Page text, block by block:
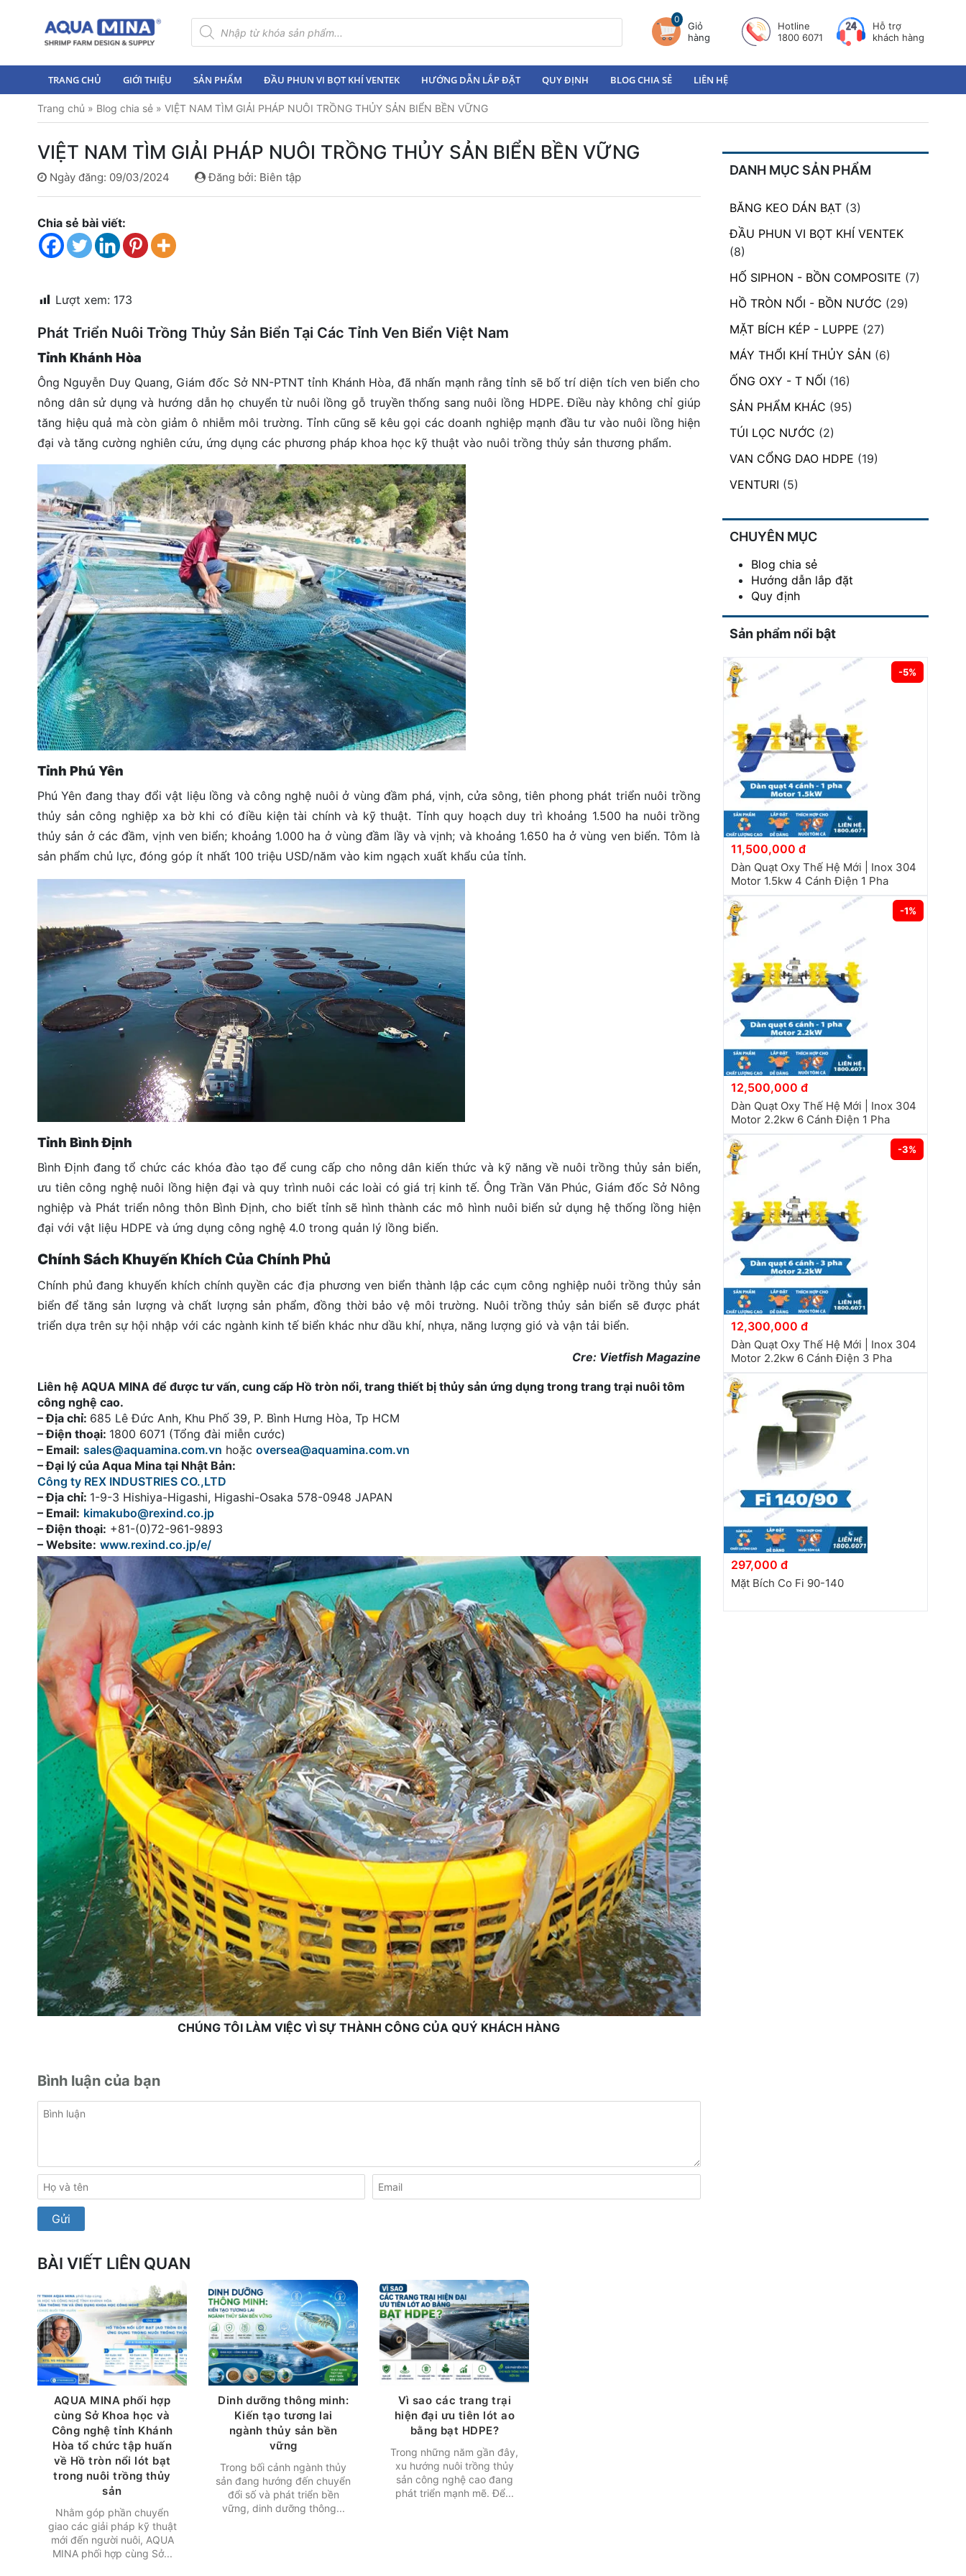
Tìm
kiếm
sản
0
Giỏ
hàng
Hotline
1800 6071
Hỗ trợ
khách hàng
TRANG CHỦ GIỚI THIỆU SẢN PHẨM ĐẦU PHUN VI BỌT KHÍ VENTEK HƯỚNG DẪN LẮP ĐẶT QUY ĐỊNH BLOG CHIA SẺ LIÊN HỆ
Trang chủ » Blog chia sẻ » VIỆT NAM TÌM GIẢI PHÁP NUÔI TRỒNG THỦY SẢN BIỂN BỀN VỮNG
VIỆT NAM TÌM GIẢI PHÁP NUÔI TRỒNG THỦY SẢN BIỂN BỀN VỮNG
Ngày đăng: 09/03/2024 Đăng bởi: Biên tập
Chia sẻ bài viết:
Lượt xem: 173
Phát Triển Nuôi Trồng Thủy Sản Biển Tại Các Tỉnh Ven Biển Việt Nam
Tỉnh Khánh Hòa
Ông Nguyễn Duy Quang, Giám đốc Sở NN-PTNT tỉnh Khánh Hòa, đã nhấn mạnh rằng tỉnh sẽ bố trí diện tích ven biển cho
nông dân sử dụng và hướng dẫn họ chuyển từ nuôi lồng gỗ truyền thống sang nuôi lồng HDPE. Điều này không chỉ giúp
tăng hiệu quả mà còn giảm ô nhiễm môi trường. Tỉnh cũng sẽ kêu gọi các doanh nghiệp mạnh đầu tư vào nuôi lồng hiện
đại và tăng cường nghiên cứu, ứng dụng các phương pháp khoa học kỹ thuật vào nuôi trồng thủy sản thương phẩm.
Tỉnh Phú Yên
Phú Yên đang thay đổi vật liệu lồng và công nghệ nuôi ở vùng đầm phá, vịnh, cửa sông, tiên phong phát triển nuôi trồng
thủy sản công nghiệp xa bờ khi có điều kiện tài chính và kỹ thuật. Tỉnh quy hoạch duy trì khoảng 1.500 ha nuôi trồng
thủy sản ở các đầm, vịnh ven biển; khoảng 1.000 ha ở vùng đầm lầy và vịnh; và khoảng 1.650 ha ở vùng ven biển. Tôm là
sản phẩm chủ lực, đóng góp ít nhất 100 triệu USD/năm vào kim ngạch xuất khẩu của tỉnh.
Tỉnh Bình Định
Bình Định đang tổ chức các khóa đào tạo để cung cấp cho nông dân kiến thức và kỹ năng về nuôi trồng thủy sản biển,
ưu tiên công nghệ nuôi lồng hiện đại và quy trình nuôi các loài có giá trị kinh tế. Ông Trần Văn Phúc, Giám đốc Sở Nông
nghiệp và Phát triển nông thôn Bình Định, cho biết tỉnh sẽ hình thành các mô hình nuôi biển sử dụng hệ thống lồng hiện
đại với vật liệu HDPE và ứng dụng công nghệ 4.0 trong quản lý lồng biển.
Chính Sách Khuyến Khích Của Chính Phủ
Chính phủ đang khuyến khích chính quyền các địa phương ven biển thành lập các cụm công nghiệp nuôi trồng thủy sản
biển để tăng sản lượng và chất lượng sản phẩm, đồng thời bảo vệ môi trường. Nuôi trồng thủy sản biển sẽ được phát
triển dựa trên sự hội nhập với các ngành kinh tế biển khác như dầu khí, nhựa, năng lượng gió và vận tải biển.
Cre: Vietfish Magazine
Liên hệ AQUA MINA để được tư vấn, cung cấp Hồ tròn nổi, trang thiết bị thủy sản ứng dụng trong trang trại nuôi tôm
công nghệ cao.
– Địa chỉ: 685 Lê Đức Anh, Khu Phố 39, P. Bình Hưng Hòa, Tp HCM
– Điện thoại: 1800 6071 (Tổng đài miễn cước)
– Email: sales@aquamina.com.vn hoặc oversea@aquamina.com.vn
– Đại lý của Aqua Mina tại Nhật Bản:
Công ty REX INDUSTRIES CO.,LTD
– Địa chỉ: 1-9-3 Hishiya-Higashi, Higashi-Osaka 578-0948 JAPAN
– Email: kimakubo@rexind.co.jp
– Điện thoại: +81-(0)72-961-9893
– Website: www.rexind.co.jp/e/
CHÚNG TÔI LÀM VIỆC VÌ SỰ THÀNH CÔNG CỦA QUÝ KHÁCH HÀNG
Bình luận của bạn
BÀI VIẾT LIÊN QUAN
AQUA MINA phối hợp
cùng Sở Khoa học và
Công nghệ tỉnh Khánh
Hòa tổ chức tập huấn
về Hồ tròn nổi lót bạt
trong nuôi trồng thủy
sản
Nhằm góp phần chuyển
giao các giải pháp kỹ thuật
mới đến người nuôi, AQUA
MINA phối hợp cùng Sở...
Dinh dưỡng thông minh:
Kiến tạo tương lai
ngành thủy sản bền
vững
Trong bối cảnh ngành thủy
sản đang hướng đến chuyển
đổi số và phát triển bền
vững, dinh dưỡng thông...
Vì sao các trang trại
hiện đại ưu tiên lót ao
bằng bạt HDPE?
Trong những năm gần đây,
xu hướng nuôi trồng thủy
sản công nghệ cao đang
phát triển mạnh mẽ. Để...
DANH MỤC SẢN PHẨM
BĂNG KEO DÁN BẠT (3)
ĐẦU PHUN VI BỌT KHÍ VENTEK
(8)
HỐ SIPHON - BỒN COMPOSITE (7)
HỒ TRÒN NỔI - BỒN NƯỚC (29)
MẶT BÍCH KÉP - LUPPE (27)
MÁY THỔI KHÍ THỦY SẢN (6)
ỐNG OXY - T NỐI (16)
SẢN PHẨM KHÁC (95)
TÚI LỌC NƯỚC (2)
VAN CỔNG DAO HDPE (19)
VENTURI (5)
CHUYÊN MỤC
Blog chia sẻ
Hướng dẫn lắp đặt
Quy định
Sản phẩm nổi bật
-5%
11,500,000 đ
Dàn Quạt Oxy Thế Hệ Mới | Inox 304
Motor 1.5kw 4 Cánh Điện 1 Pha
-1%
12,500,000 đ
Dàn Quạt Oxy Thế Hệ Mới | Inox 304
Motor 2.2kw 6 Cánh Điện 1 Pha
-3%
12,300,000 đ
Dàn Quạt Oxy Thế Hệ Mới | Inox 304
Motor 2.2kw 6 Cánh Điện 3 Pha
297,000 đ
Mặt Bích Co Fi 90-140